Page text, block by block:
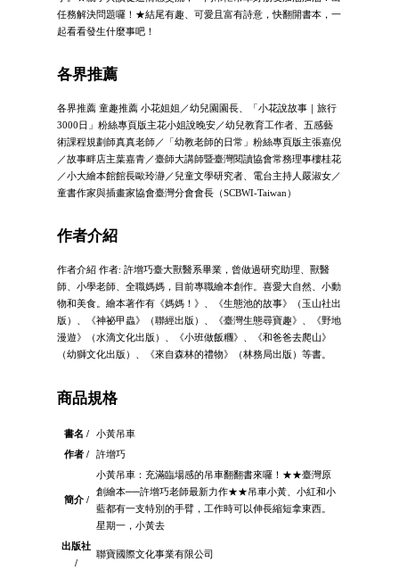
任務解決問題囉！★結尾有趣、可愛且富有詩意，快翻開書本，一
起看看發生什麼事吧！
各界推薦
各界推薦 童趣推薦 小花姐姐／幼兒園園長、「小花說故事｜旅行
3000日」粉絲專頁版主花小姐說晚安／幼兒教育工作者、五感藝
術課程規劃師真真老師／「幼教老師的日常」粉絲專頁版主張嘉倪
／故事畔店主葉嘉青／臺師大講師暨臺灣閱讀協會常務理事樓桂花
／小大繪本館館長歐玲瀞／兒童文學研究者、電台主持人嚴淑女／
童書作家與插畫家協會臺灣分會會長（SCBWI-Taiwan）
作者介紹
作者介紹 作者: 許增巧臺大獸醫系畢業，曾做過研究助理、獸醫
師、小學老師、全職媽媽，目前專職繪本創作。喜愛大自然、小動
物和美食。繪本著作有《媽媽！》、《生態池的故事》（玉山社出
版）、《神祕甲蟲》（聯經出版）、《臺灣生態尋寶趣》、《野地
漫遊》（水滴文化出版）、《小班做飯糰》、《和爸爸去爬山》
（幼獅文化出版）、《來自森林的禮物》（林務局出版）等書。
商品規格
書名 /
小黃吊車
作者 /
許增巧
簡介 /
小黃吊車：充滿臨場感的吊車翻翻書來囉！★★臺灣原
創繪本──許增巧老師最新力作★★吊車小黃、小紅和小
藍都有一支特別的手臂，工作時可以伸長縮短拿東西。
星期一，小黃去
出版社
/
聯寶國際文化事業有限公司